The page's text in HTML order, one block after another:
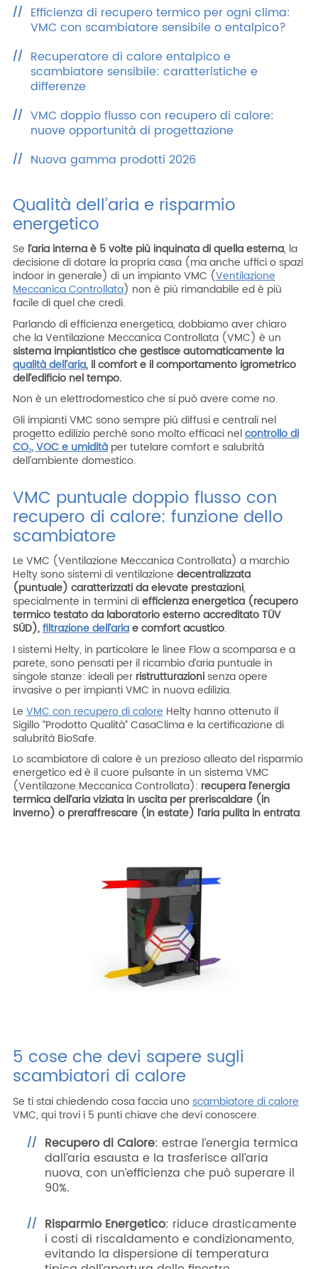
Efficienza di recupero termico per ogni clima:
VMC con scambiatore sensibile o entalpico?
Recuperatore di calore entalpico e
scambiatore sensibile: caratteristiche e
differenze
VMC doppio flusso con recupero di calore:
nuove opportunità di progettazione
Nuova gamma prodotti 2026
Qualità dell’aria e risparmio
energetico
Se l’aria interna è 5 volte più inquinata di quella esterna, la
decisione di dotare la propria casa (ma anche uffici o spazi
indoor in generale) di un impianto VMC (Ventilazione
Meccanica Controllata) non è più rimandabile ed è più
facile di quel che credi.
Parlandodi efficienza energetica, dobbiamo aver chiaro
che la Ventilazione Meccanica Controllata (VMC) è un
sistema impiantistico chegestisce automaticamente la
qualità dell’aria, il comfort e ilcomportamento igrometrico
dell’edificio nel tempo.
Non è un elettrodomestico che si può avere come no.
Gli impianti VMC sono sempre più diffusi e centrali nel
progetto edilizio perché sono molto efficaci nelcontrollo di
CO₂, VOC e umiditàper tutelare comfort e salubrità
dell’ambiente domestico.
VMC puntuale doppio flusso con
recupero di calore: funzione dello
scambiatore
Le VMC (Ventilazione Meccanica Controllata) a marchio
Helty sono sistemi di ventilazione decentralizzata
(puntuale) caratterizzati da elevate prestazioni,
specialmente in termini diefficienzaenergetica (recupero
termico testato da laboratorio esterno accreditato TÜV
SÜD),filtrazione dell’ariae comfort acustico.
I sistemi Helty, in particolare le linee Flow a scomparsa e a
parete, sono pensati per il ricambio d’aria puntuale in
singole stanze: ideali per ristrutturazionisenza opere
invasive o per impianti VMC in nuova edilizia.
Le VMC con recupero di caloreHelty hanno ottenuto il
Sigillo “Prodotto Qualità” CasaClima e la certificazione di
salubrità BioSafe.
Lo scambiatore di calore è un prezioso alleato del risparmio
energetico ed è il cuore pulsante in un sistema VMC
(Ventilazone Meccanica Controllata): recupera l’energia
termica dell’aria viziata in uscita per preriscaldare (in
inverno) o preraffrescare (in estate) l’aria pulita in entrata.
5 cose che devi sapere sugli
scambiatori di calore
Se ti stai chiedendo cosa faccia unoscambiatore di calore
VMC, qui trovi i 5 punti chiave che devi conoscere.
Recupero di Calore: estrae l’energia termica
dall’aria esausta e la trasferisce all’aria
nuova, con un’efficienza che può superare il
90%.
Risparmio Energetico: riduce drasticamente
i costi di riscaldamento e condizionamento,
evitando la dispersionedi temperatura